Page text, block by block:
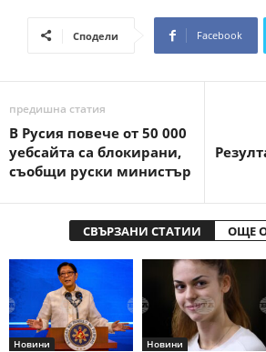
Сподели Facebook
предишна статия
В Русия повече от 50 000
уебсайта са блокирани,
съобщи руски министър
СВЪРЗАНИ СТАТИИ ОЩЕ
Новини Новини